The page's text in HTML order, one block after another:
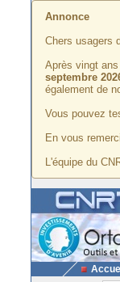
Annonce
Chers usagers
Après vingt
septembre
également de
Vous pouvez
En vous
L'équipe du